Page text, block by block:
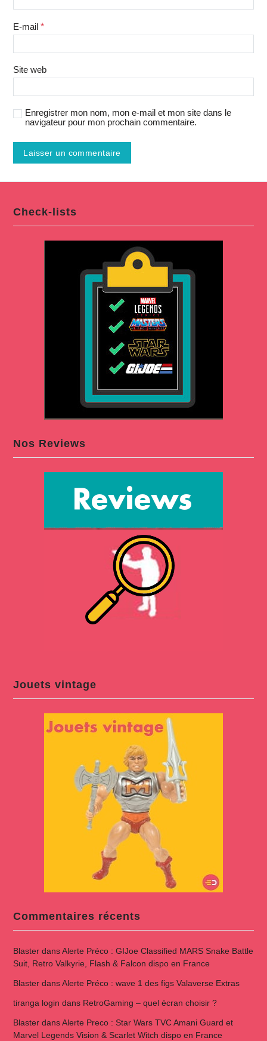
E-mail *
Site web
Enregistrer mon nom, mon e-mail et mon site dans le
navigateur pour mon prochain commentaire.
Check-lists
Nos Reviews
Jouets vintage
Commentaires récents
BlasterdansAlerte Préco : GIJoe Classified MARS Snake Battle
Suit, Retro Valkyrie, Flash & Falcon dispo en France
BlasterdansAlerte Préco : wave 1 des figs Valaverse Extras
tiranga login dans RetroGaming – quel écran choisir ?
BlasterdansAlerte Preco : Star Wars TVC Amani Guard et
Marvel Legends Vision & Scarlet Witch dispo en France